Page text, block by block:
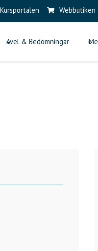
Kursportalen Webbutiken
Avel & Bedömningar